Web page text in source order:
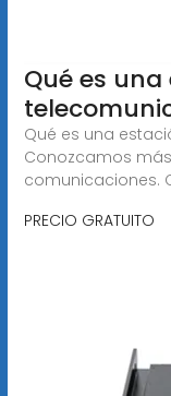
Qué es
Qué es una
Conozcamos
comunicaciones.
PRECIO GRATUITO